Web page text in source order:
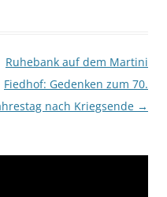
Ruhebank auf dem Martini
Fiedhof: Gedenken zum 70.
nach Kriegsende →